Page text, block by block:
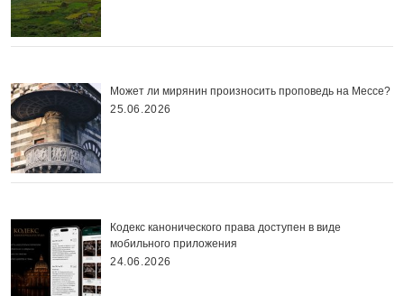
Может ли мирянин произносить проповедь на Мессе?
25.06.2026
Кодекс канонического права доступен в виде
мобильного приложения
24.06.2026